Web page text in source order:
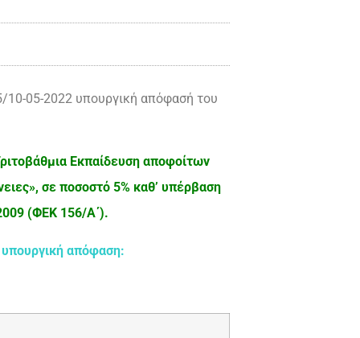
05-2022 υπουργική απόφασή του
Εκπαίδευση αποφοίτων
σε ποσοστό 5% καθ’ υπέρβαση
(ΦΕΚ 156/Α΄).
απόφαση: